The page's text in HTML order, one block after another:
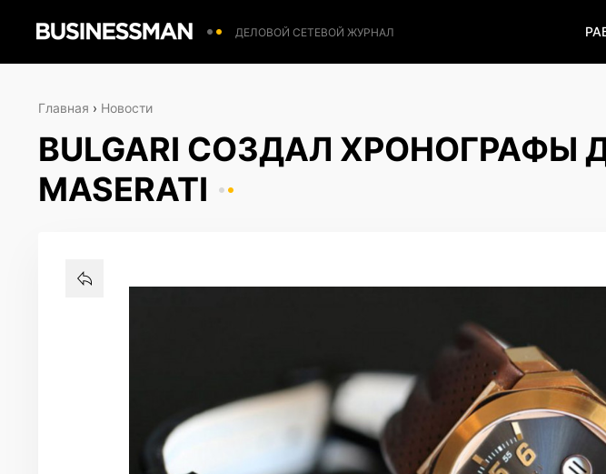
ДЕЛОВОЙ СЕТЕВОЙ ЖУРНАЛ
Главная › Новости
BULGARI СОЗДАЛ ХРОНОГРАФЫ
MASERATI